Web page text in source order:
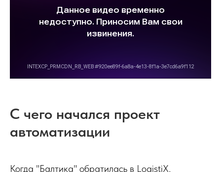
С чего начался проект
автоматизации
Когда "Балтика" обратилась в LogistiX,